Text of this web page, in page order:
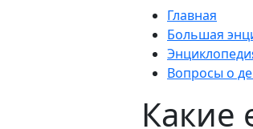
Главная
Большая
Вопросы о
Какие